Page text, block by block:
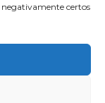
certos
E NOTÍCIAS